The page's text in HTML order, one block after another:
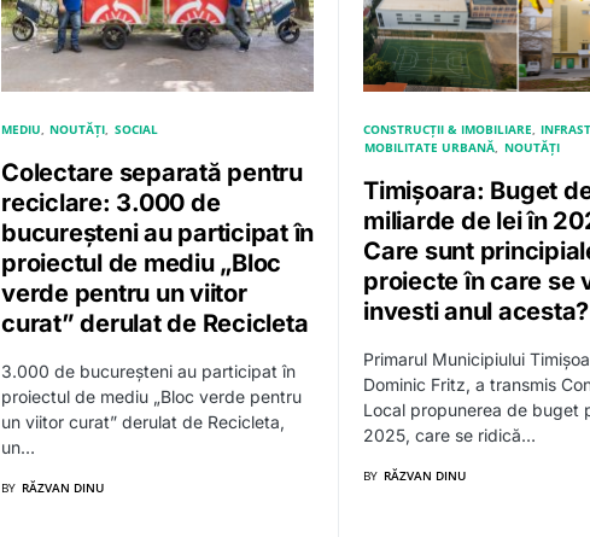
MEDIU NOUTĂȚI SOCIAL
Colectare separată pentru
reciclare: 3.000 de
bucureșteni au participat în
proiectul de mediu „Bloc
verde pentru un viitor
curat” derulat de Recicleta
3.000 de bucureșteni au participat în
proiectul de mediu „Bloc verde pentru
un viitor curat” derulat de Recicleta,
un…
BY RĂZVAN DINU
CONSTRUCȚII & IMOBILIARE
MOBILITATE URBANĂ NOUTĂȚI
Timișoara: Buget
miliarde de lei în
Care sunt
proiecte în care se
investi anul acesta?
Primarul Municipiului
Dominic Fritz, a transmis
Local propunerea de buget
2025, care se ridică…
BY RĂZVAN DINU